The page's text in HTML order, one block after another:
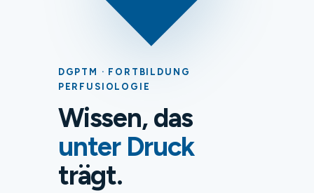
DGPTM · FORTBILDUNG
PERFUSIOLOGIE
Wissen, das
unter Druck
trägt.